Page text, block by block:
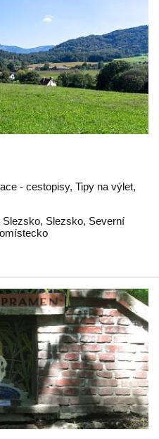
- cestopisy, Tipy na výlet,
Slezsko, Slezsko, Severní